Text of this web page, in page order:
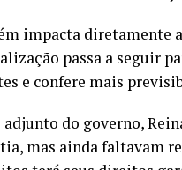
impacta diretamente
passa a seguir
e confere mais
do governo,
mas ainda faltavam